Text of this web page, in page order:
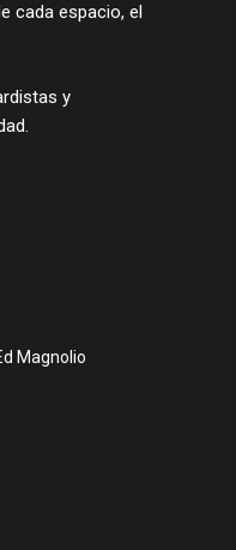
cada espacio, el
y
Magnolio